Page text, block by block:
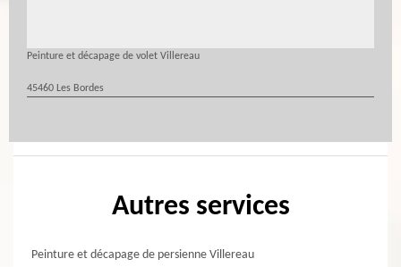
Peinture et décapage de volet Villereau
45460 Les Bordes
Autres services
Peinture et décapage de persienne Villereau